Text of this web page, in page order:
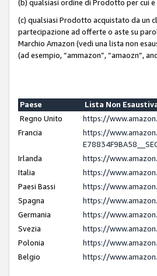
(b) qualsiasi ordine di Prodotto per cui
(c) qualsiasi Prodotto acquistato da un
partecipazione ad offerte o aste su
Marchio Amazon (vedi una lista non
(ad esempio, “ammazon”, “amaozn”,
Paese
Lista Non
Regno Unito
https://
Francia
https://
Irlanda
https://
Italia
https://
Paesi Bassi
https://
Spagna
https://
Germania
https://
Svezia
https://
Polonia
https://
Belgio
https://